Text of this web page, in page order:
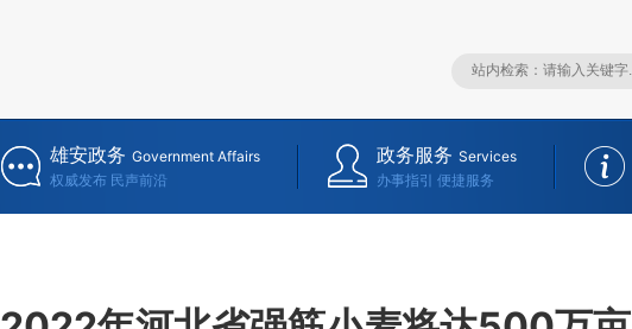
雄安政务 Government Affairs
权威发布 民声前沿
政务服务 Services
办事指引 便捷服务